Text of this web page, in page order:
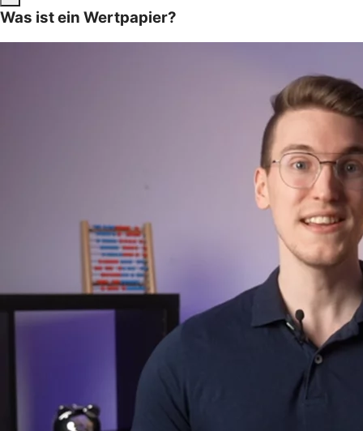
Was ist ein Wertpapier?